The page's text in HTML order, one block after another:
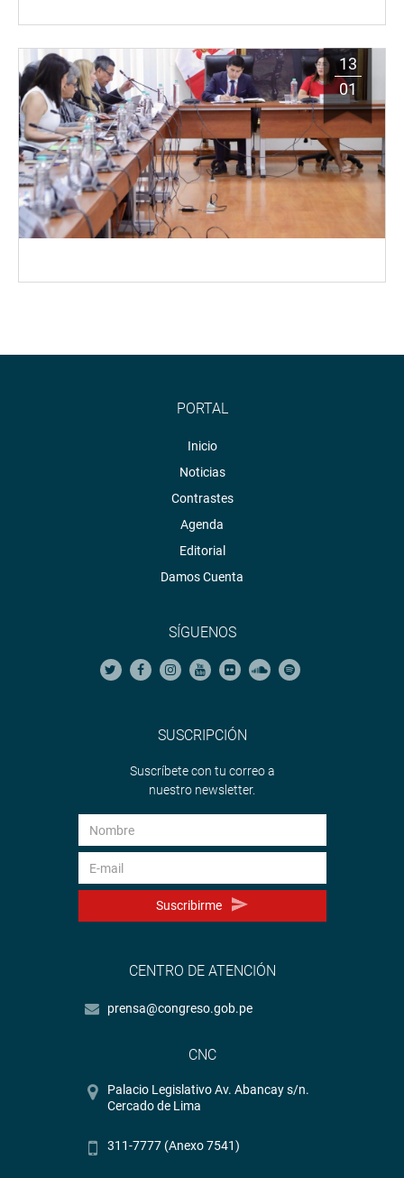
13
01
PORTAL
Inicio
Noticias
Contrastes
Agenda
Editorial
Damos Cuenta
SÍGUENOS
SUSCRIPCIÓN
Suscríbete con tu correo a
nuestro newsletter.
Suscribirme
CENTRO DE ATENCIÓN
prensa@congreso.gob.pe
CNC
Palacio Legislativo Av. Abancay s/n.
Cercado de Lima
311-7777 (Anexo 7541)